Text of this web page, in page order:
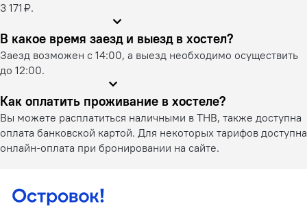
3 171 ₽.
В какое время заезд и выезд в хостел?
Заезд возможен с 14:00, а выезд необходимо осуществить
до 12:00.
Как оплатить проживание в хостеле?
Вы можете расплатиться наличными в THB, также доступна
оплата банковской картой. Для некоторых тарифов доступна
онлайн-оплата при бронировании на сайте.